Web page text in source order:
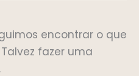
encontrar o que
fazer uma